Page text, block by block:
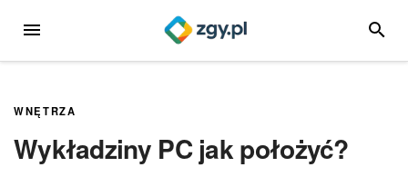
MENU
WNĘTRZA
Wykładziny PC jak położyć?